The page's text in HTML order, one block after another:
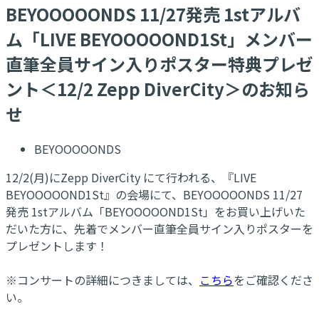
BEYOOOOONDS 11/27発売 1stアルバ
ム「LIVE BEYOOOOOND1St」メンバー
直筆全員サイン入りポスター特典プレゼ
ント＜12/2 Zepp DiverCity＞のお知ら
せ
BEYOOOOONDS
12/2(月)にZepp DiverCity にて行われる、『LIVE
BEYOOOOOND1St』の会場にて、BEYOOOOONDS 11/27
発売 1stアルバム「BEYOOOOOND1St」をお買い上げいた
だいた方に、先着でメンバー直筆全員サイン入りポスターを
プレゼントします！
※コンサートの詳細につきましては、 こちらをご確認くださ
い。